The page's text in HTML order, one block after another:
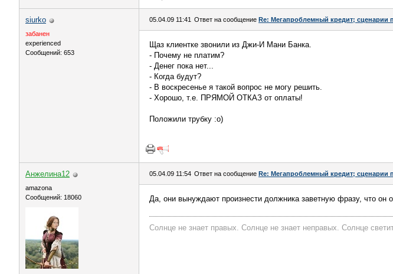
siurko
забанен
experienced
Сообщений: 653
05.04.09 11:41 Ответ на сообщение Re: Мегапроблемный кредит; сценарии
Щаз клиентке звонили из Джи-И Мани Банка.
- Почему не платим?
- Денег пока нет...
- Когда будут?
- В воскресенье я такой вопрос не могу решить.
- Хорошо, т.е. ПРЯМОЙ ОТКАЗ от оплаты!
Положили трубку :о)
Анжелина12
amazona
Сообщений: 18060
05.04.09 11:54 Ответ на сообщение Re: Мегапроблемный кредит; сценарии
Да, они вынуждают произнести должника заветную фразу, что он
Солнце не знает правых. Солнце не знает неправых. Солнце